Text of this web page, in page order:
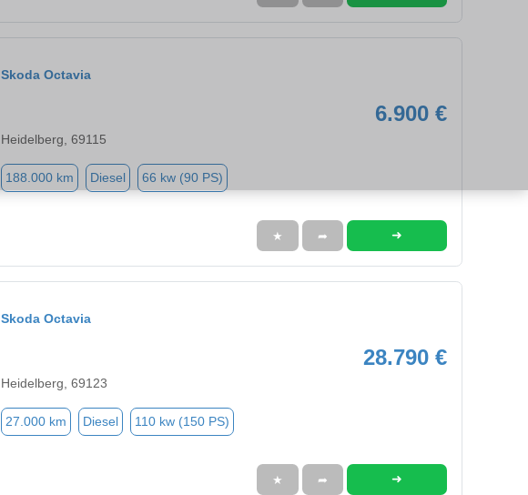
Skoda Octavia
6.900 €
Heidelberg, 69115
188.000 km Diesel 66 kw (90 PS)
★ ➦ ➜
Skoda Octavia
28.790 €
Heidelberg, 69123
27.000 km Diesel 110 kw (150 PS)
★ ➦ ➜